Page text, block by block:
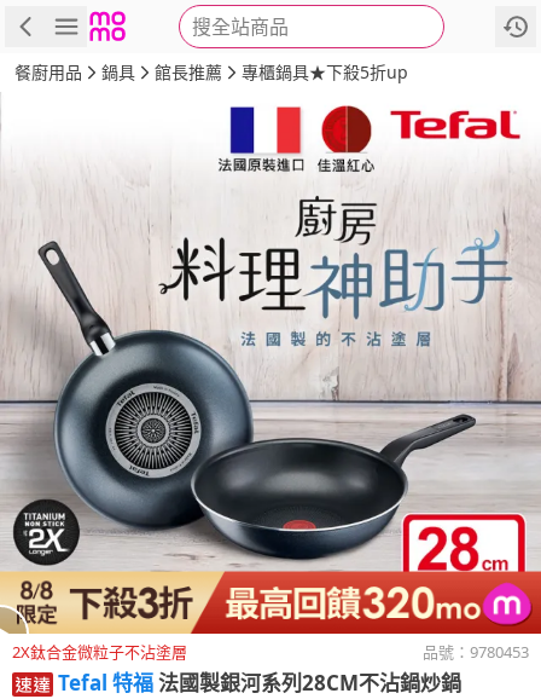
搜全站商品
商品 評價 詳情
餐廚用品 鍋具 館長推薦 專櫃鍋具★下殺5折up
2X鈦合金微粒子不沾塗層 品號： 9780453
Tefal 特福法國製銀河系列28CM不沾鍋炒鍋